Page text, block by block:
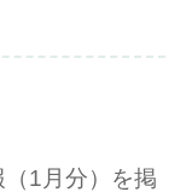
1月分）を掲